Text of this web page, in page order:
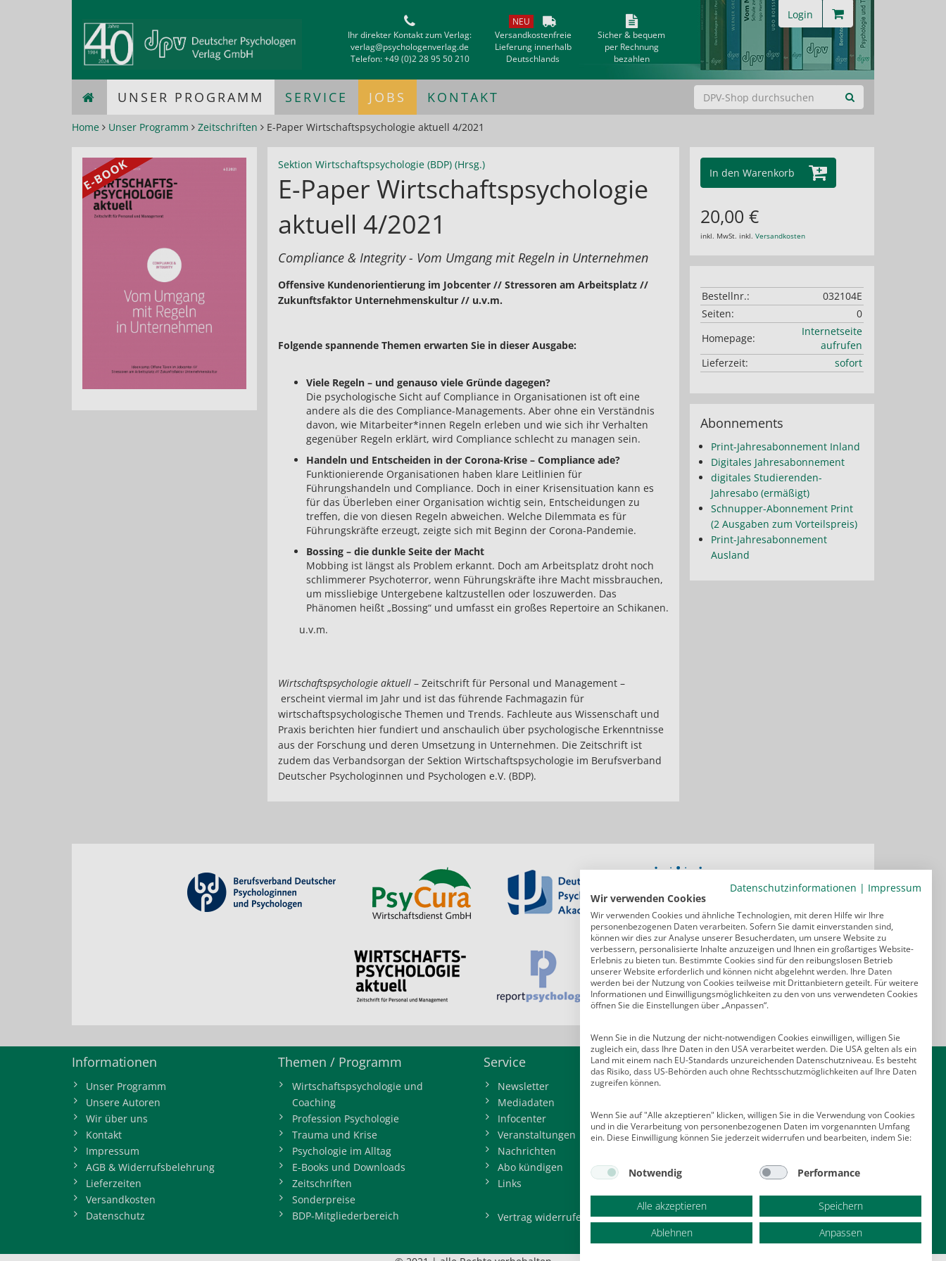
Ihr direkter Kontakt zum Verlag:
verlag@psychologenverlag.de
Telefon:+49 (0)2 28 95 50 210
NEU
Versandkostenfreie
Lieferung innerhalb
Deutschlands
Sicher & bequem
per Rechnung
bezahlen
Login
UNSER PROGRAMM SERVICE JOBS KONTAKT
Home Unser Programm Zeitschriften E-Paper Wirtschaftspsychologie aktuell 4/2021
Sektion Wirtschaftspsychologie (BDP) (Hrsg.)
E-Paper Wirtschaftspsychologie
aktuell 4/2021
Compliance & Integrity - Vom Umgang mit Regeln in Unternehmen
Offensive Kundenorientierung im Jobcenter // Stressoren am Arbeitsplatz //
Zukunftsfaktor Unternehmenskultur // u.v.m.
Folgende spannende Themen erwarten Sie in dieser Ausgabe:
Viele Regeln – und genauso viele Gründe dagegen?
Die psychologische Sicht auf Compliance in Organisationen ist oft eine
andere als die des Compliance-Managements. Aber ohne ein Verständnis
davon, wie Mitarbeiter*innen Regeln erleben und wie sich ihr Verhalten
gegenüber Regeln erklärt, wird Compliance schlecht zu managen sein.
Handeln und Entscheiden in der Corona-Krise – Compliance ade?
Funktionierende Organisationen haben klare Leitlinien für
Führungshandeln und Compliance. Doch in einer Krisensituation kann es
für das Überleben einer Organisation wichtig sein, Entscheidungen zu
treffen, die von diesen Regeln abweichen. Welche Dilemmata es für
Führungskräfte erzeugt, zeigte sich mit Beginn der Corona-Pandemie.
Bossing – die dunkle Seite der Macht
Mobbing ist längst als Problem erkannt. Doch am Arbeitsplatz droht noch
schlimmerer Psychoterror, wenn Führungskräfte ihre Macht missbrauchen,
um missliebige Untergebene kaltzustellen oder loszuwerden. Das
Phänomen heißt „Bossing“ und umfasst ein großes Repertoire an Schikanen.
u.v.m.
Wirtschaftspsychologie aktuell– Zeitschrift für Personal und Management –
erscheint viermal im Jahr und ist das führende Fachmagazin für
wirtschaftspsychologische Themen und Trends. Fachleute aus Wissenschaft und
Praxis berichten hier fundiert und anschaulich über psychologische Erkenntnisse
aus der Forschung und deren Umsetzung in Unternehmen. Die Zeitschrift ist
zudem das Verbandsorgan der Sektion Wirtschaftspsychologie im Berufsverband
Deutscher Psychologinnen und Psychologen e.V. (BDP).
In den Warenkorb
20,00 €
inkl. MwSt. inkl. Versandkosten
Bestellnr.:
032104E
Seiten:
0
Homepage:
Internetseite
aufrufen
Lieferzeit:
sofort
Abonnements
Print-Jahresabonnement Inland
Digitales Jahresabonnement
digitales Studierenden-
Jahresabo (ermäßigt)
Schnupper-Abonnement Print
(2 Ausgaben zum Vorteilspreis)
Print-Jahresabonnement
Ausland
Informationen
Unser Programm
Unsere Autoren
Wir über uns
Kontakt
Impressum
AGB & Widerrufsbelehrung
Lieferzeiten
Versandkosten
Datenschutz
Themen / Programm
Wirtschaftspsychologie und
Coaching
Profession Psychologie
Trauma und Krise
Psychologie im Alltag
E-Books und Downloads
Zeitschriften
Sonderpreise
BDP-Mitgliederbereich
Service
Newsletter
Mediadaten
Infocenter
Veranstaltungen
Nachrichten
Abo kündigen
Links
Vertrag widerrufen
Kontakt
10179 Berlin
E-Mail: verlag@psychologenverlag.de
+49 (0)2 28 95 50 210
Telefax: +49 (0)2 28 36 96 210
E-Mail:
leserservice@psychologenverlag.de
Datenschutzinformationen | Impressum
Wir verwenden Cookies
Wir verwenden Cookies und ähnliche Technologien, mit deren Hilfe wir Ihre
personenbezogenen Daten verarbeiten. Sofern Sie damit einverstanden sind,
können wir dies zur Analyse unserer Besucherdaten, um unsere Website zu
verbessern, personalisierte Inhalte anzuzeigen und Ihnen ein großartiges Website-
Erlebnis zu bieten tun. Bestimmte Cookies sind für den reibungslosen Betrieb
unserer Website erforderlich und können nicht abgelehnt werden. Ihre Daten
werden bei der Nutzung von Cookies teilweise mit Drittanbietern geteilt. Für weitere
Informationen und Einwilligungsmöglichkeiten zu den von uns verwendeten Cookies
öffnen Sie die Einstellungen über „Anpassen“.
Wenn Sie in die Nutzung der nicht-notwendigen Cookies einwilligen, willigen Sie
zugleich ein, dass Ihre Daten in den USA verarbeitet werden. Die USA gelten als ein
Land mit einem nach EU-Standards unzureichenden Datenschutzniveau. Es besteht
das Risiko, dass US-Behörden auch ohne Rechtsschutzmöglichkeiten auf Ihre Daten
zugreifen können.
Wenn Sie auf "Alle akzeptieren" klicken, willigen Sie in die Verwendung von Cookies
und in die Verarbeitung von personenbezogenen Daten im vorgenannten Umfang
ein. Diese Einwilligung können Sie jederzeit widerrufen und bearbeiten, indem Sie:
Notwendig Performance
Alle akzeptieren
Speichern
Ablehnen
Anpassen